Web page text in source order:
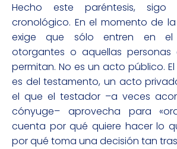
Hecho este paréntesis,
cronológico. En el momento de
exige que sólo entren en el
otorgantes o aquellas personas
permitan. No es un acto público.
es del testamento, un acto
el que el testador –a veces
cónyuge– aprovecha para
cuenta por qué quiere hacer lo
por qué toma una decisión tan